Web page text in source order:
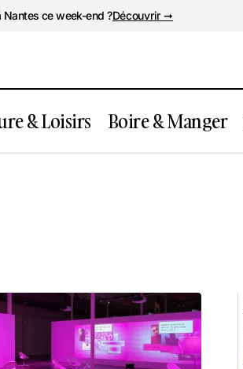
Nantes ce week-end ?Découvrir ➞
& Loisirs Boire & Manger